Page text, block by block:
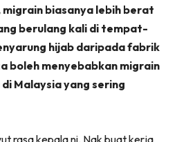
biasanya lebih berat
berulang kali di tempat-
hijab daripada fabrik
boleh menyebabkan migrain
Malaysia yang sering
rasa kepala ni. Nak buat kerja